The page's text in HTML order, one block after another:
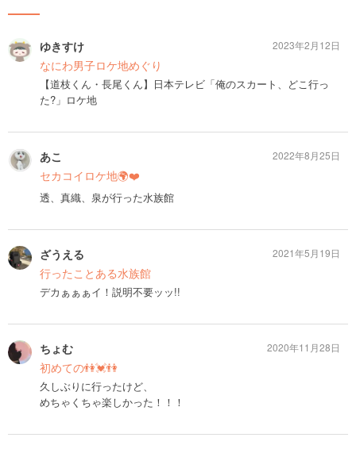
ゆきすけ
なにわ男子ロケ地めぐり
【道枝くん・長尾くん】日本テレビ「俺のスカート、どこ行っ
た?」ロケ地
2023年2月12日
あこ
セカコイロケ地🌍❤️
透、真織、泉が行った水族館
2022年8月25日
ざうえる
行ったことある水族館
デカぁぁぁイ！説明不要ッッ!!
2021年5月19日
ちょむ
初めての👫💓👫
久しぶりに行ったけど、
めちゃくちゃ楽しかった！！！
2020年11月28日